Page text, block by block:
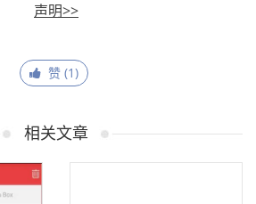
声明>>
赞 (1)
相关文章